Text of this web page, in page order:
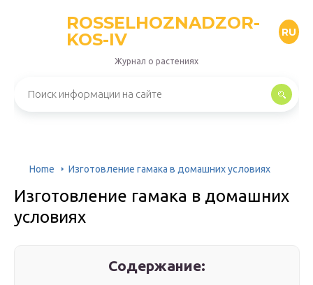
ROSSELHOZNADZOR-
KOS-IV
RU
Журнал о растениях
Home Изготовление гамака в домашних условиях
Изготовление гамака в домашних
условиях
Содержание: